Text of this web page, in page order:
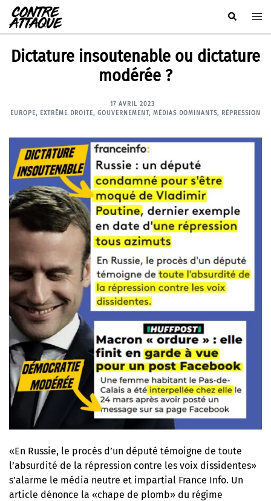
Aller
au
contenu
Rechercher
Dictature insoutenable ou dictature
modérée ?
17 AVRIL 2023
EUROPE, EXTRÊME DROITE, GOUVERNEMENT, MÉDIAS DOMINANTS, RÉPRESSION
«En Russie, le procès d’un député témoigne de toute
l’absurdité de la répression contre les voix dissidentes»
s’alarme le média neutre et impartial France Info. Un
article dénonce la «chape de plomb» du régime